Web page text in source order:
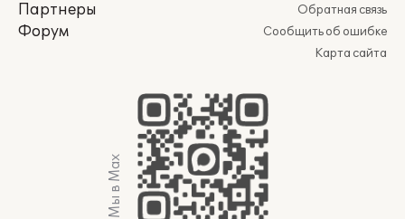
Партнеры
Форум
Обратная связь
Сообщить об ошибке
Карта сайта
Мы в Max